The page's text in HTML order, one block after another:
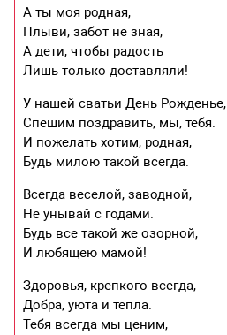
А ты моя родная,
Плыви, забот не зная,
А дети, чтобы радость
Лишь только доставляли!
У нашей сватьи День Рожденье,
Спешим поздравить, мы, тебя.
И пожелать хотим, родная,
Будь милою такой всегда.
Всегда веселой, заводной,
Не унывай с годами.
Будь все такой же озорной,
И любящею мамой!
Здоровья, крепкого всегда,
Добра, уюта и тепла.
Тебя всегда мы ценим,